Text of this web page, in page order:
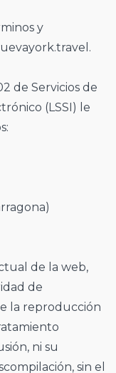
y
de Servicios de
(LSSI) le
de la web,
de
la reproducción
ni su
sin el